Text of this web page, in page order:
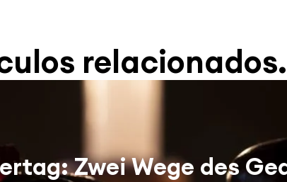
relacionados.
Zwei Wege des